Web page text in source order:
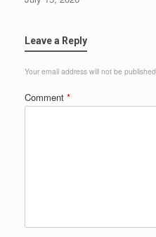
Leave a Reply
Your email address will not be published.
Comment *